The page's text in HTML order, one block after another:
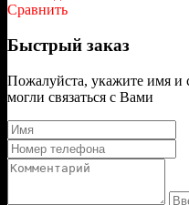
Сравнить
Быстрый заказ
Пожалуйста, укажите имя и
могли связаться с Вами